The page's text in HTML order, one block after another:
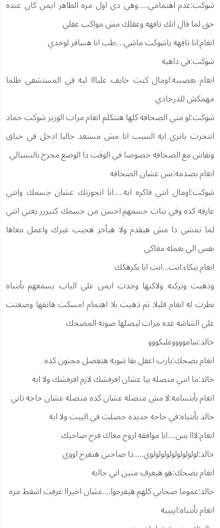
شوكت:عدم اهتمامي.....وهي دي اول مره الظاهر ايمن كان عنده
حق لما قال انك تافهه وعقلك مش مواكب عقلي
انغام:انا تافهه ياشوكت ماشي....طب انا هسافر لوحدي
شوكت:في داهيه
انغام بعصبيه:اومال كنت خايف عليااا ليه في المستشفي طلما
مهمكش للدرجادي
شوكت:لو متي الصحافه كلها هتتكلم انغام مرات الوزير شوكت حماد
انتحرت ياتري ايه السبب انا مش مستعد حاليا ادخل في خناق
ونقاش مع الصحافه خصوصا في الوقت دا الوضع محرج بالنسبالي
انغام بصدمه:بس عشان الصحافه
شوكت:اومال انتي فاكره ايه.....انا اتجوزتك عشان جسمك وانتي
عارفه كده وفي بنات جسمهم احسن من جسمك كتيررر يعني انتي
لما تمشي دا مش هيقدم ولا هيأخر هجيب غيرك واعمل معاها
نفس الي بعمله معاكي
انغام ببكاء:انت...انت انا بكرهكك
وذهبت وتركته ولاكنها وجدت ايمن علي الباب يسمعهم بأنتباه
نظرت له انغام قليلا ثم ذهبت بلا اهتمام امسكت هاتفها وضغتت
علي الشاشه عده مرات ليصلها صوته المضحك
خالد:سامووووعليكووو
انغام بضحك:يارب اعقل بقا شويه هتفضل مجنون كده
خالد:ما انتي متصله بيا عشان افرفشك لازم افرفشك ولا ايه
انغام بأبتسامه:لا مش متصله عشان كده متصله عشان حاجه تاني
خالد بأنتباه:في حاجه جديده حصلت في البيت ولا ايه
انغام:لااا بس....انا موافقه اروح معاك فرح صاحبك
خالد:لولولولولولولولولوي.....دا صاحبي هيفرح اووي
انغام بضحك:هو هيعرف منين اني جاايه
خالد:عموما صحابي كلهم هيفرحوا....عشان اخيراا عرفت اشقط مزه
انغام بأنتباه:اييييه